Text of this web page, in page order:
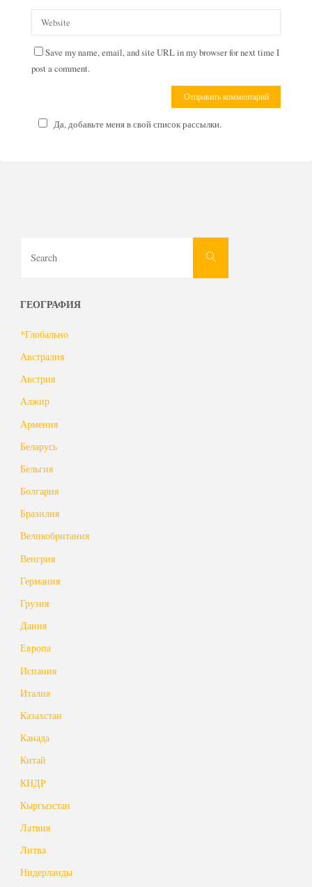
Save my name, email, and site URL in my browser for next time I
post a comment.
Да, добавьте меня в свой список рассылки.
Search
ГЕОГРАФИЯ
*Глобально
Австралия
Австрия
Алжир
Армения
Беларусь
Бельгия
Болгария
Бразилия
Великобритания
Венгрия
Германия
Грузия
Дания
Европа
Испания
Италия
Казахстан
Канада
Китай
КНДР
Кыргызстан
Латвия
Литва
Нидерланды